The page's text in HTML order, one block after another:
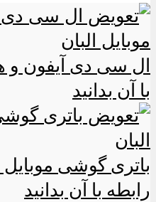
ال سی دی آیفون و
با آن بدانید
باتری گوشی موبایل
رابطه با آن بدانید